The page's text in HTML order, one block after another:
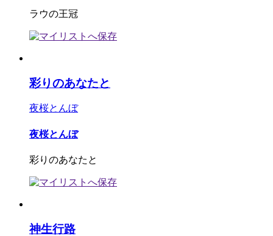
ラウの王冠
彩りのあなたと
夜桜とんぼ
夜桜とんぼ
彩りのあなたと
神生行路